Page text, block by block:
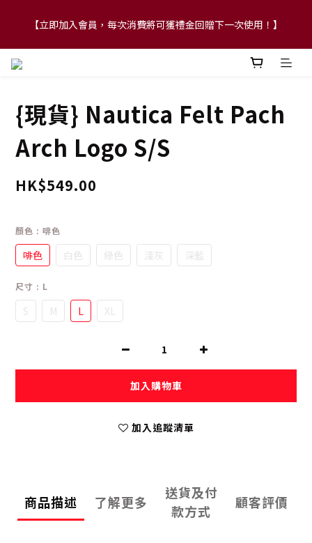
【FLASH SALE 兩件指定現貨產品即享88折】
【立即加入會員，每次消費將可獲禮金回贈下一次使用！】
【FLASH SALE 兩件指定現貨產品即享88折】
{現貨} Nautica Felt Pach
Arch Logo S/S
HK$549.00
顏色 : 啡色
啡色 白色 綠色 淺灰 深藍
尺寸 : L
S M L XL
加入購物車
加入追蹤清單
商品描述 了解更多
送貨及付
款方式
顧客評價